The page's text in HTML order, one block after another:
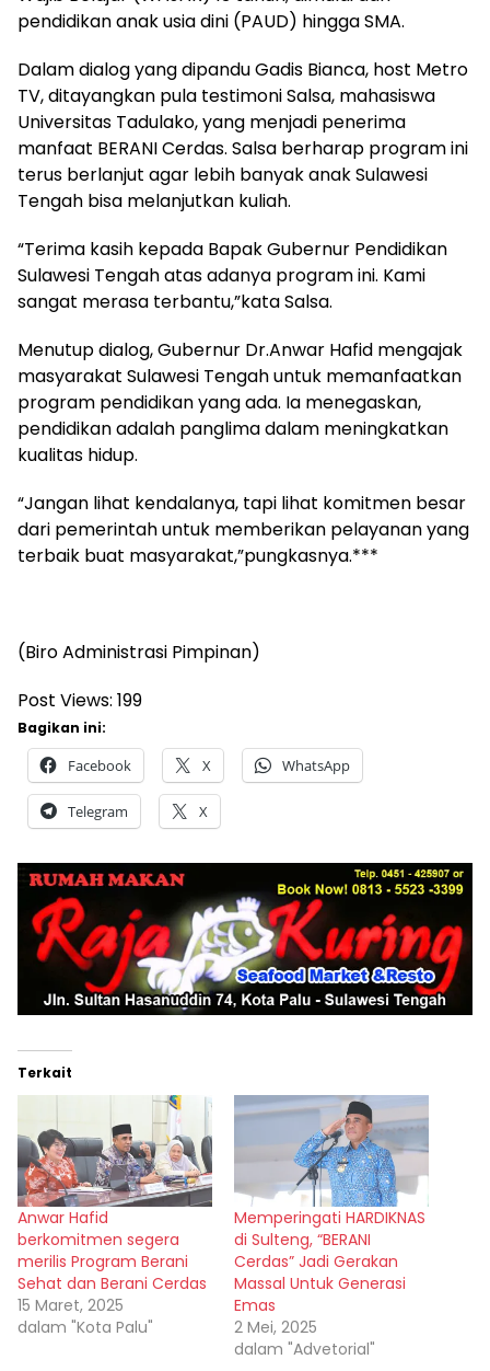
pendidikan anak usia dini (PAUD) hingga SMA.
Dalam dialog yang dipandu Gadis Bianca, host Metro
TV, ditayangkan pula testimoni Salsa, mahasiswa
Universitas Tadulako, yang menjadi penerima
manfaat BERANI Cerdas. Salsa berharap program ini
terus berlanjut agar lebih banyak anak Sulawesi
Tengah bisa melanjutkan kuliah.
“Terima kasih kepada Bapak Gubernur Pendidikan
Sulawesi Tengah atas adanya program ini. Kami
sangat merasa terbantu,”kata Salsa.
Menutup dialog, Gubernur Dr.Anwar Hafid mengajak
masyarakat Sulawesi Tengah untuk memanfaatkan
program pendidikan yang ada. Ia menegaskan,
pendidikan adalah panglima dalam meningkatkan
kualitas hidup.
“Jangan lihat kendalanya, tapi lihat komitmen besar
dari pemerintah untuk memberikan pelayanan yang
terbaik buat masyarakat,”pungkasnya.***
(Biro Administrasi Pimpinan)
Post Views: 199
Bagikan ini:
Facebook X WhatsApp
Telegram X
Terkait
Anwar Hafid
berkomitmen segera
merilis Program Berani
Sehat dan Berani Cerdas
15 Maret, 2025
dalam "Kota Palu"
Memperingati HARDIKNAS
di Sulteng, “BERANI
Cerdas” Jadi Gerakan
Massal Untuk Generasi
Emas
2 Mei, 2025
dalam "Advetorial"